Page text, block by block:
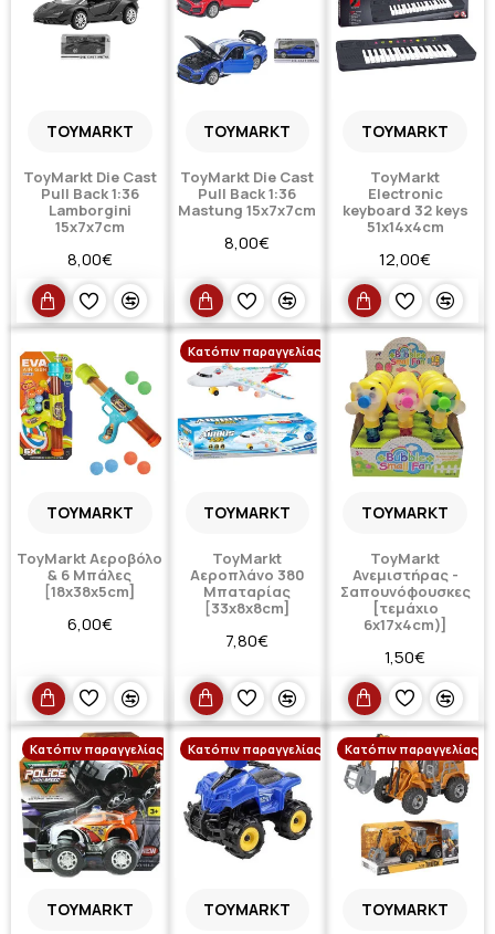
TOYMARKT
ToyMarkt Die Cast
Pull Back 1:36
Lamborgini
15x7x7cm
8,00€
TOYMARKT
ToyMarkt Die Cast
Pull Back 1:36
Mastung 15x7x7cm
8,00€
TOYMARKT
ToyMarkt
Electronic
keyboard 32 keys
51x14x4cm
12,00€
TOYMARKT
ToyMarkt Αεροβόλο
& 6 Mπάλες
[18x38x5cm]
6,00€
Κατόπιν παραγγελίας
TOYMARKT
ToyMarkt
Αεροπλάνο 380
Μπαταρίας
[33x8x8cm]
7,80€
TOYMARKT
ToyMarkt
Ανεμιστήρας -
Σαπουνόφουσκες
[τεμάχιο
6x17x4cm)]
1,50€
Κατόπιν παραγγελίας
TOYMARKT
Κατόπιν παραγγελίας
TOYMARKT
Κατόπιν παραγγελίας
TOYMARKT